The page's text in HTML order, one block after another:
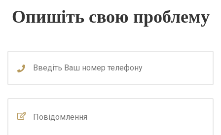
Опишіть свою проблему